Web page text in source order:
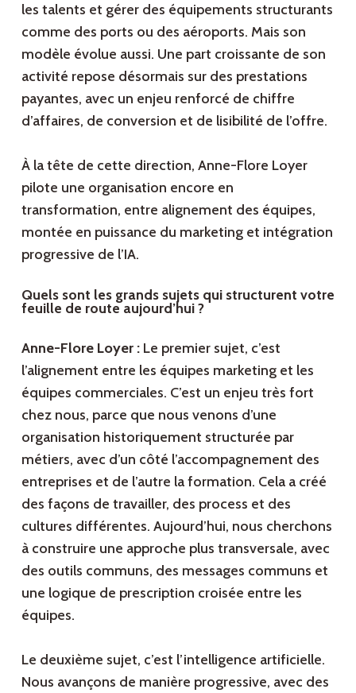
les talents et gérer des équipements structurants
comme des ports ou des aéroports. Mais son
modèle évolue aussi. Une part croissante de son
activité repose désormais sur des prestations
payantes, avec un enjeu renforcé de chiffre
d’affaires, de conversion et de lisibilité de l’offre.
À la tête de cette direction, Anne-Flore Loyer
pilote une organisation encore en
transformation, entre alignement des équipes,
montée en puissance du marketing et intégration
progressive de l’IA.
Quels sont les grands sujets qui structurent votre
feuille de route aujourd’hui ?
Anne-Flore Loyer :Le premier sujet, c’est
l’alignement entre les équipes marketing et les
équipes commerciales. C’est un enjeu très fort
chez nous, parce que nous venons d’une
organisation historiquement structurée par
métiers, avec d’un côté l’accompagnement des
entreprises et de l’autre la formation. Cela a créé
des façons de travailler, des process et des
cultures différentes. Aujourd’hui, nous cherchons
à construire une approche plus transversale, avec
des outils communs, des messages communs et
une logique de prescription croisée entre les
équipes.
Le deuxième sujet, c’est l’intelligence artificielle.
Nous avançons de manière progressive, avec des